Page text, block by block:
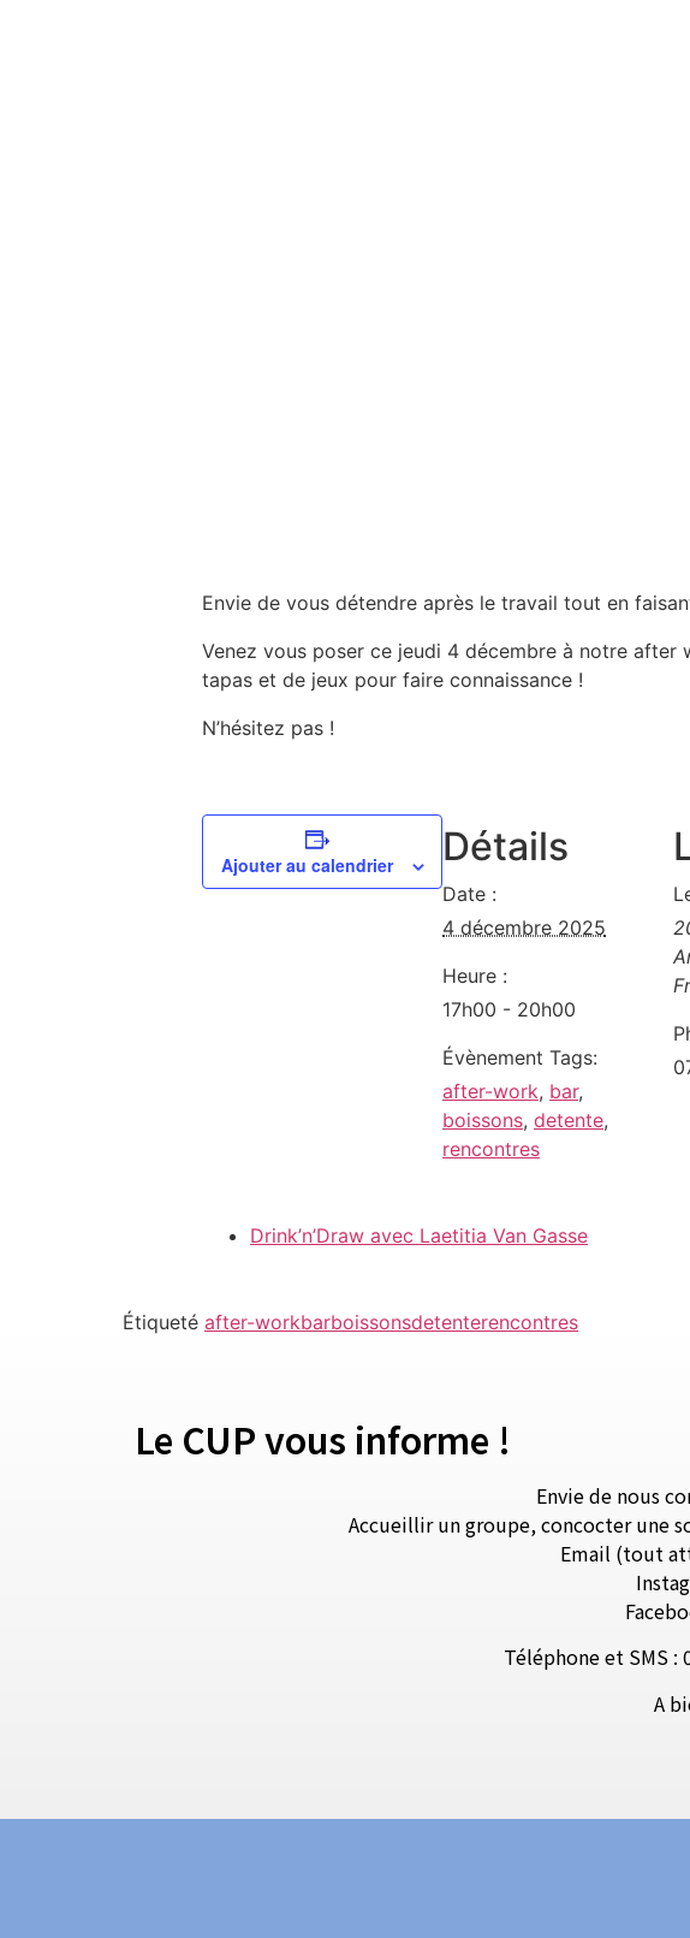
Envie de vous détendre après le travail tout en
Venez vous poser ce jeudi 4 décembre à notre after
tapas et de jeux pour faire connaissance !
N’hésitez pas !
Ajouter au calendrier Détails
Date :
4 décembre 2025
Heure :
17h00 - 20h00
Évènement Tags:
after-work, bar,
boissons, detente,
rencontres
Drink’n’Draw avec Laetitia Van Gasse
Étiqueté after-workbarboissonsdetenterencontres
Le CUP vous informe !
Envie de nous
Accueillir un groupe, concocter une
Email (tout
Téléphone et SMS :
A